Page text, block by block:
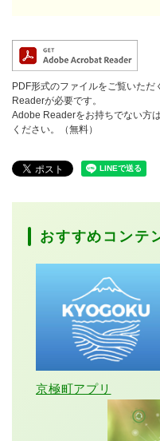
PDF形式のファイルをご覧いた
Readerが必要です。
Adobe Readerをお持ちでない方
ください。（無料）
おすすめコンテ
京極町アプリ